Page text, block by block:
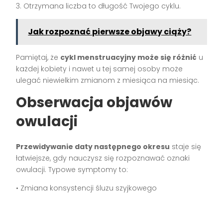
3. Otrzymana liczba to długość Twojego cyklu.
Jak rozpoznać pierwsze objawy ciąży?
Pamiętaj, że cykl menstruacyjny może się różnić u
każdej kobiety i nawet u tej samej osoby może
ulegać niewielkim zmianom z miesiąca na miesiąc.
Obserwacja objawów
owulacji
Przewidywanie daty następnego okresu staje się
łatwiejsze, gdy nauczysz się rozpoznawać oznaki
owulacji. Typowe symptomy to:
• Zmiana konsystencji śluzu szyjkowego